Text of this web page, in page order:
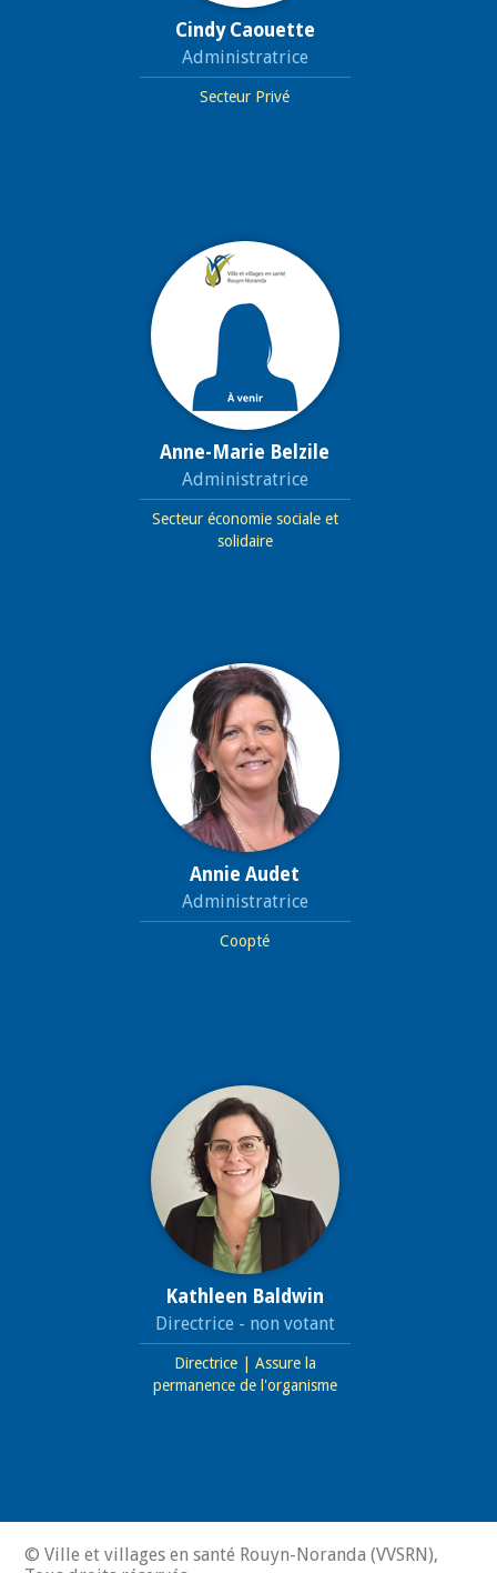
Cindy Caouette
Administratrice
Secteur Privé
Anne-Marie Belzile
Administratrice
Secteur économie sociale et
solidaire
Annie Audet
Administratrice
Coopté
Kathleen Baldwin
Directrice - non votant
Directrice | Assure la
permanence de l'organisme
© Ville et villages en santé Rouyn-Noranda (VVSRN),